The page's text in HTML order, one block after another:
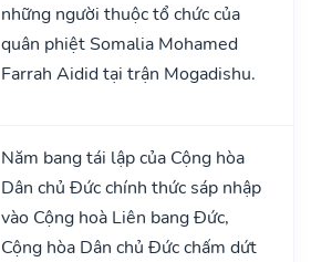
những người thuộc tổ chức của
quân phiệt Somalia Mohamed
Farrah Aidid tại trận Mogadishu.
Năm bang tái lập của Cộng hòa
Dân chủ Đức chính thức sáp nhập
vào Cộng hoà Liên bang Đức,
Cộng hòa Dân chủ Đức chấm dứt